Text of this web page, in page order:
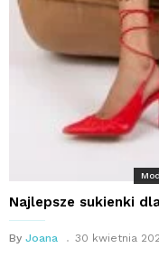
Najlepsze sukienki
By Joana 30 kwietnia